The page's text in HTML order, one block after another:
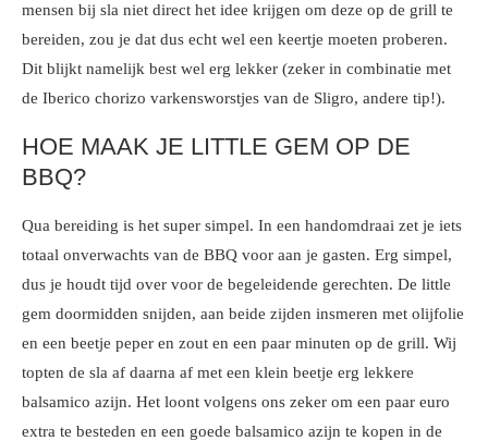
mensen bij sla niet direct het idee krijgen om deze op de grill te
bereiden, zou je dat dus echt wel een keertje moeten proberen.
Dit blijkt namelijk best wel erg lekker (zeker in combinatie met
de Iberico chorizo varkensworstjes van de Sligro, andere tip!).
HOE MAAK JE LITTLE GEM OP DE
BBQ?
Qua bereiding is het super simpel. In een handomdraai zet je iets
totaal onverwachts van de BBQ voor aan je gasten. Erg simpel,
dus je houdt tijd over voor de begeleidende gerechten. De little
gem doormidden snijden, aan beide zijden insmeren met olijfolie
en een beetje peper en zout en een paar minuten op de grill. Wij
topten de sla af daarna af met een klein beetje erg lekkere
balsamico azijn. Het loont volgens ons zeker om een paar euro
extra te besteden en een goede balsamico azijn te kopen in de